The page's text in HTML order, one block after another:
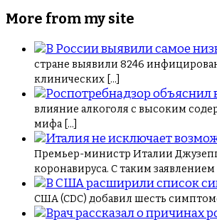
More from my site
стране выявили 8246
клинических […]
влияние алкоголя с высоким
мифа […]
Премьер-министр Италии
коронавируса. С таким заявлением
США (CDC) добавил шесть